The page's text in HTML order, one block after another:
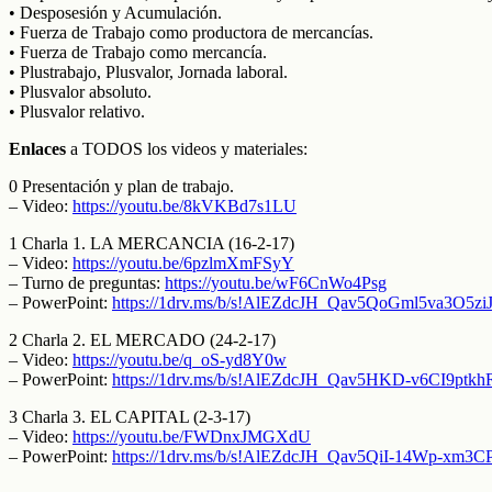
• Desposesión y Acumulación.
• Fuerza de Trabajo como productora de mercancías.
• Fuerza de Trabajo como mercancía.
• Plustrabajo, Plusvalor, Jornada laboral.
• Plusvalor absoluto.
• Plusvalor relativo.
Enlaces a TODOS los videos y materiales:
0 Presentación y plan de trabajo.
– Video: https://youtu.be/8kVKBd7s1LU
1 Charla 1. LA MERCANCIA (16-2-17)
– Video: https://youtu.be/6pzlmXmFSyY
– Turno de preguntas: https://youtu.be/wF6CnWo4Psg
– PowerPoint: https://1drv.ms/b/
2 Charla 2. EL MERCADO (24-2-17)
– Video: https://youtu.be/q_oS-yd8Y0w
– PowerPoint: https://1drv.ms/b/s!AlEZdcJH_Qav5HKD-
3 Charla 3. EL CAPITAL (2-3-17)
– Video: https://youtu.be/FWDnxJMGXdU
– PowerPoint: https://1drv.ms/b/s!AlEZdcJH_Qav5QiI-14Wp-